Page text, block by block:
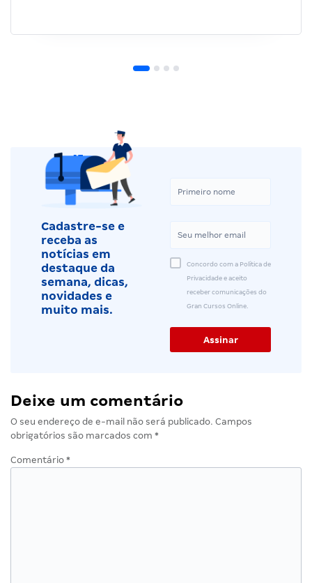
Cadastre-se e
receba as
notícias em
destaque da
semana, dicas,
novidades e
muito mais.
Concordo com a Política de
Privacidade e aceito
receber comunicações do
Gran Cursos Online.
Deixe um comentário
O seu endereço de e-mail não será publicado. Campos
obrigatórios são marcados com *
Comentário *